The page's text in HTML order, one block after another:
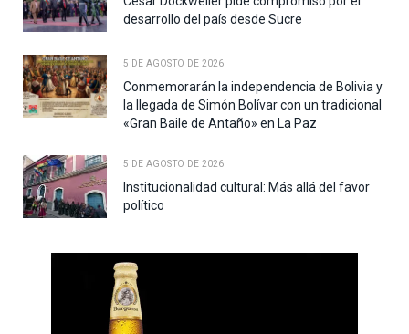
desarrollo del país desde Sucre
5 DE AGOSTO DE 2026
Conmemorarán la independencia de Bolivia y
la llegada de Simón Bolívar con un tradicional
«Gran Baile de Antaño» en La Paz
5 DE AGOSTO DE 2026
Institucionalidad cultural: Más allá del favor
político